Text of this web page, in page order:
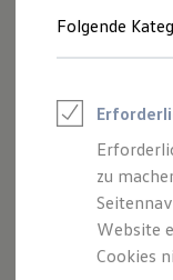
Junge
Leasing
Der
Folgende
zu
Website
Cookies